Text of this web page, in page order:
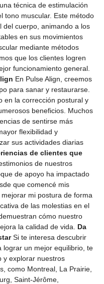
técnica de estimulación
tono muscular. Este método
del cuerpo, animando a los
en sus movimientos
mediante métodos
que los clientes logren
funcionamiento general.
En Pulse Align, creemos
para sanar y restaurarse.
en la corrección postural y
beneficios. Muchos
de sentirse más
flexibilidad y
sus actividades diarias
de clientes que
de nuestros
de apoyo ha impactado
que comencé mis
mi postura de forma
de las molestias en el
cómo nuestro
la calidad de vida. Da
Si te interesa descubrir
lograr un mejor equilibrio, te
y explorar nuestros
como Montreal, La Prairie,
Saint-Jérôme,